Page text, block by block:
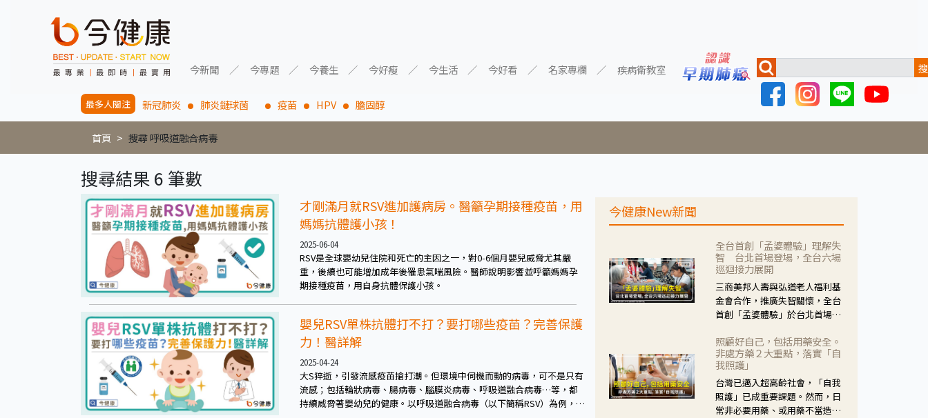
今新聞 今專題 今養生 今好瘦 今生活 今好看 名家專欄 疾病衛教室
最多人關注 新冠肺炎 肺炎鏈球菌 疫苗 HPV 膽固醇
首頁 搜尋 呼吸道融合病毒
搜尋結果 6 筆數
才剛滿月就RSV進加護病房。醫籲孕期接種疫苗，用
媽媽抗體護小孩！
2025-06-04
RSV是全球嬰幼兒住院和死亡的主因之一，對0-6個月嬰兒威脅尤其嚴
重，後續也可能增加成年後罹患氣喘風險。醫師說明影響並呼籲媽媽孕
期接種疫苗，用自身抗體保護小孩。
嬰兒RSV單株抗體打不打？要打哪些疫苗？完善保護
力！醫詳解
2025-04-24
大S猝逝，引發流感疫苗搶打潮。但環境中伺機而動的病毒，可不是只有
流感；包括輪狀病毒、腸病毒、腦膜炎病毒、呼吸道融合病毒…等，都
持續威脅著嬰幼兒的健康。以呼吸道融合病毒（以下簡稱RSV）為例，不
今健康New新聞
全台首創「孟婆體驗」理解失
智 台北首場登場，全台六場
巡迴接力展開
三商美邦人壽與弘道老人福利基
金會合作，推廣失智關懷，全台
首創「孟婆體驗」於台北首場實
模式，用結合情境互動等豐富活
動，將抽象的失智轉化為可感
受、可討論的生活情境，並引導
民眾在家人開始出現改變時，以
理解取代責備、以耐心回應不
安。
照顧好自己，包括用藥安全。
非處方藥２大重點，落實「自
我照護」
台灣已邁入超高齡社會，「自我
照護」已成重要課題。然而，日
常非必要用藥、或用藥不當造成